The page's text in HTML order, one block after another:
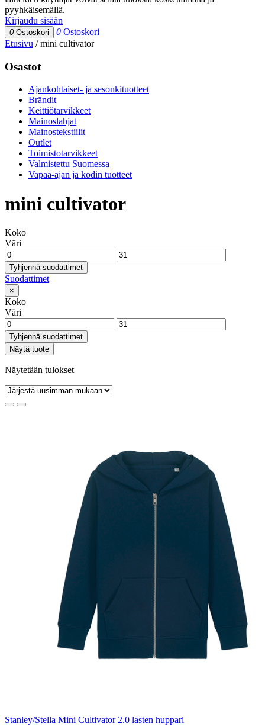
pyyhkäisemällä.
Kirjaudu sisään
0 Ostoskori 0 Ostoskori
Etusivu /mini cultivator
Osastot
Ajankohtaiset- ja sesonkituotteet
Brändit
Keittiötarvikkeet
Mainoslahjat
Mainostekstiilit
Outlet
Toimistotarvikkeet
Valmistettu Suomessa
Vapaa-ajan ja kodin tuotteet
mini cultivator
Koko
Väri
Tyhjennä suodattimet
Suodattimet
×
Koko
Väri
Tyhjennä suodattimet
Näytä tuote
Näytetään tulokset
Stanley/Stella Mini Cultivator 2.0 lasten huppari